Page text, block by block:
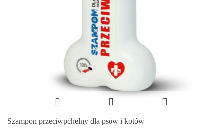
Szampon przeciwpchelny dla psów i kotów